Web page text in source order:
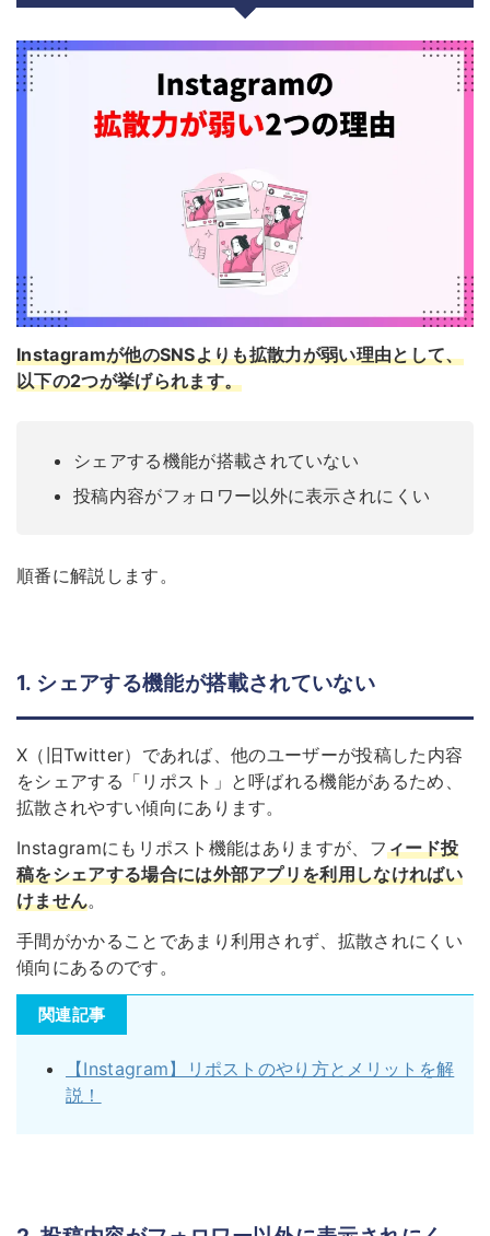
Instagramが他のSNSよりも拡散力が弱い理由として、
以下の2つが挙げられます。
シェアする機能が搭載されていない
投稿内容がフォロワー以外に表示されにくい
順番に解説します。
1. シェアする機能が搭載されていない
X（旧Twitter）であれば、他のユーザーが投稿した内容
をシェアする「リポスト」と呼ばれる機能があるため、
拡散されやすい傾向にあります。
Instagramにもリポスト機能はありますが、フィード投
稿をシェアする場合には外部アプリを利用しなければい
けません。
手間がかかることであまり利用されず、拡散されにくい
傾向にあるのです。
関連記事
【Instagram】リポストのやり方とメリットを解
説！